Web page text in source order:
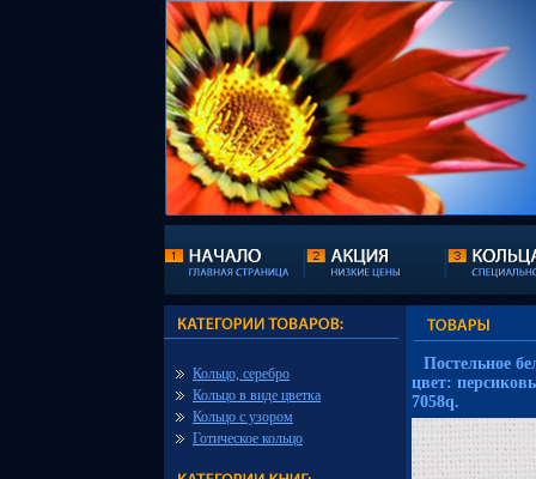
Кольцо, серебро
Кольцо в виде цветка
Кольцо с узором
Готическое кольцо
Постельное
цвет:
7058q.